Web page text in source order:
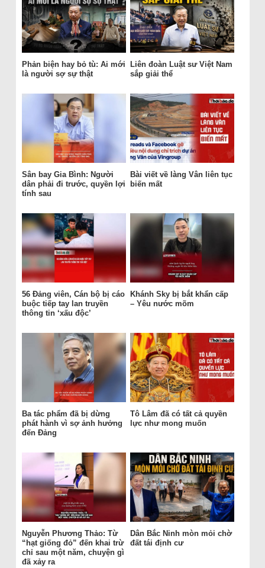
Phản biện hay bỏ tù: Ai mới
là người sợ sự thật
Liên đoàn Luật sư Việt Nam
sắp giải thể
Sân bay Gia Bình: Người
dân phải đi trước, quyền lợi
tính sau
Bài viết về làng Vân liên tục
biến mất
56 Đảng viên, Cán bộ bị cáo
buộc tiếp tay lan truyền
thông tin ‘xấu độc’
Khánh Sky bị bắt khẩn cấp
– Yêu nước mõm
Ba tác phẩm đã bị dừng
phát hành vì sợ ảnh hưởng
đến Đảng
Tô Lâm đã có tất cả quyền
lực như mong muốn
Nguyễn Phương Thảo: Từ
“hạt giống đỏ” đến khai trừ
chỉ sau một năm, chuyện gì
đã xảy ra
Dân Bắc Ninh mòn mỏi chờ
đất tái định cư